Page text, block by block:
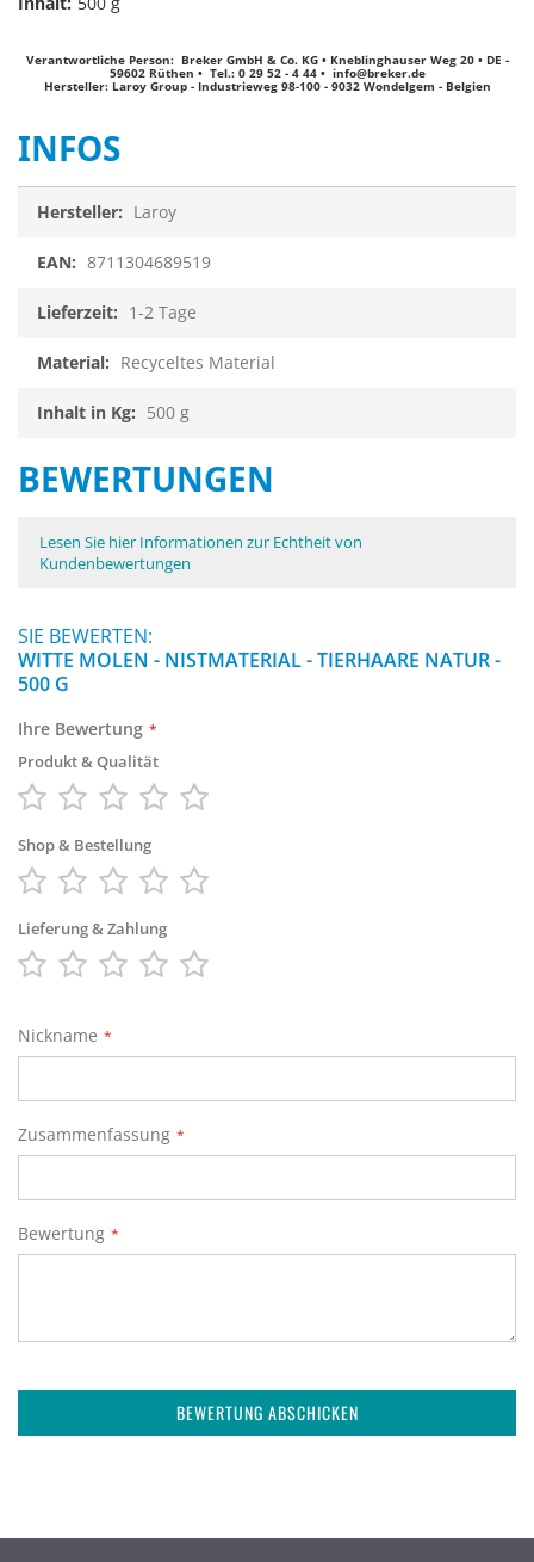
Verantwortliche Person: Breker GmbH & Co. KG • Kneblinghauser Weg 20 • DE -
59602 Rüthen • Tel.: 0 29 52 - 4 44 • info@breker.de
Hersteller: Laroy Group - Industrieweg 98-100 - 9032 Wondelgem - Belgien
INFOS
Laroy
8711304689519
1-2 Tage
Recyceltes Material
500 g
BEWERTUNGEN
Lesen Sie hier Informationen zur Echtheit von
Kundenbewertungen
SIE BEWERTEN:
WITTE MOLEN - NISTMATERIAL - TIERHAARE NATUR -
500 G
Ihre Bewertung
Produkt & Qualität
star
stars
stars
stars
stars
Shop & Bestellung
star
stars
stars
stars
stars
Lieferung & Zahlung
Nickname
Zusammenfassung
Bewertung
BEWERTUNG ABSCHICKEN